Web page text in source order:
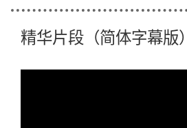
精华片段（简体字幕版）